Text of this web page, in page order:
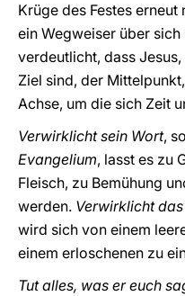
Krüge des Festes
ein Wegweiser über sich
verdeutlicht, dass
Ziel sind, der
Achse, um die sich Zeit
Verwirklicht sein Wort,
Evangelium, lasst es zu
Fleisch, zu Bemühung
werden. Verwirklicht
wird sich von einem
einem erloschenen zu
Tut alles, was er euch